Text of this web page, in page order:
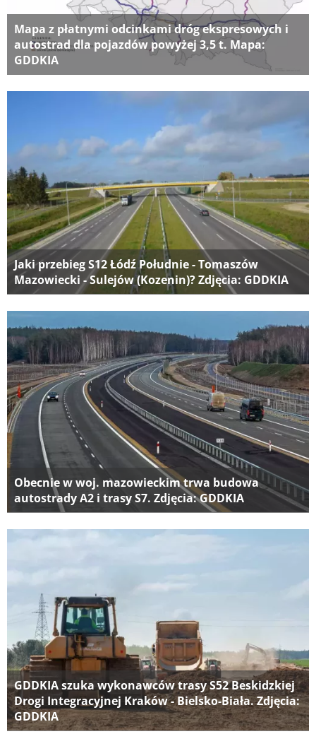
Mapa z płatnymi odcinkami dróg ekspresowych i
autostrad dla pojazdów powyżej 3,5 t. Mapa:
GDDKIA
Jaki przebieg S12 Łódź Południe - Tomaszów
Mazowiecki - Sulejów (Kozenin)? Zdjęcia: GDDKIA
Obecnie w woj. mazowieckim trwa budowa
autostrady A2 i trasy S7. Zdjęcia: GDDKIA
GDDKIA szuka wykonawców trasy S52 Beskidzkiej
Drogi Integracyjnej Kraków - Bielsko-Biała. Zdjęcia:
GDDKIA